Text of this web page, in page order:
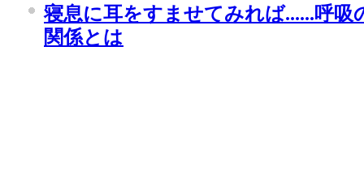
寝息に耳をすませてみれば......呼吸
関係とは